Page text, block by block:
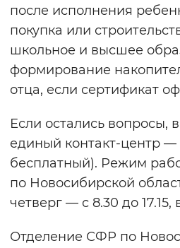
после исполнения
покупка или
школьное и высшее
формирование
отца, если сертификат
Если остались вопросы,
единый контакт-центр —
бесплатный). Режим
по Новосибирской
четверг — с 8.30 до
Отделение СФР по